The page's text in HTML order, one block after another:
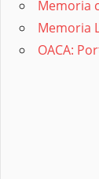
Memoria
Memoria
OACA: